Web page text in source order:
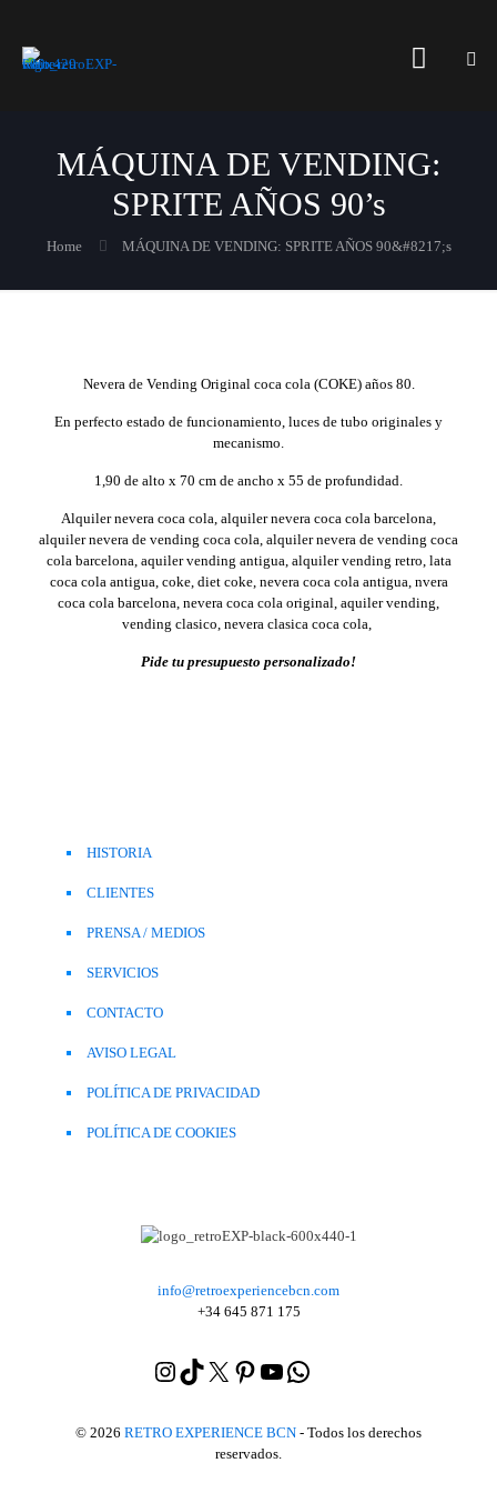
MÁQUINA DE VENDING:
SPRITE AÑOS 90’s
Home MÁQUINA DE VENDING: SPRITE AÑOS 90&#8217;s
Nevera de Vending Original coca cola (COKE) años 80.
En perfecto estado de funcionamiento, luces de tubo originales y
mecanismo.
1,90 de alto x 70 cm de ancho x 55 de profundidad.
Alquiler nevera coca cola, alquiler nevera coca cola barcelona,
alquiler nevera de vending coca cola, alquiler nevera de vending coca
cola barcelona, aquiler vending antigua, alquiler vending retro, lata
coca cola antigua, coke, diet coke, nevera coca cola antigua, nvera
coca cola barcelona, nevera coca cola original, aquiler vending,
vending clasico, nevera clasica coca cola,
Pide tu presupuesto personalizado!
HISTORIA
CLIENTES
PRENSA / MEDIOS
SERVICIOS
CONTACTO
AVISO LEGAL
POLÍTICA DE PRIVACIDAD
POLÍTICA DE COOKIES
info@retroexperiencebcn.com
+34 645 871 175
Instagram
TikTok
X Pinterest
YouTube
WhatsApp
© 2026 RETRO EXPERIENCE BCN - Todos los derechos
reservados.